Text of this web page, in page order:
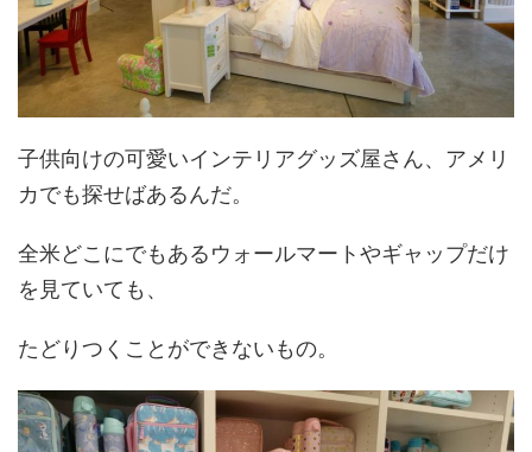
子供向けの可愛いインテリアグッズ屋さん、アメリ
カでも探せばあるんだ。
全米どこにでもあるウォールマートやギャップだけ
を見ていても、
たどりつくことができないもの。